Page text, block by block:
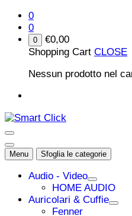
0
0
0 €0,00
Shopping Cart CLOSE
Nessun prodotto nel
Menu Sfoglia le categorie
Audio - Video
HOME AUDIO
Auricolari & Cuffie
Fenner